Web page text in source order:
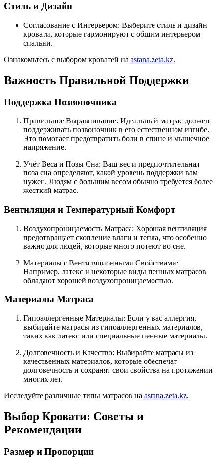
Стиль и Дизайн
Согласование с Интерьером: Выберите стиль и дизайн
кровати, которые гармонируют с общим интерьером
спальни.
Ознакомьтесь с выбором кроватей на astana.zeta.kz.
Важность Правильной Поддержки
Поддержка Позвоночника
Правильное Выравнивание: Идеальный матрас должен
поддерживать позвоночник в его естественном изгибе.
Это помогает предотвратить боли в спине и мышечное
напряжение.
Учёт Веса и Позы Сна: Ваш вес и предпочтительная
поза сна определяют, какой уровень поддержки вам
нужен. Людям с большим весом обычно требуется более
жесткий матрас.
Вентиляция и Температурный Комфорт
Воздухопроницаемость Матраса: Хорошая вентиляция
предотвращает скопление влаги и тепла, что особенно
важно для людей, которые много потеют во сне.
Материалы с Вентиляционными Свойствами:
Например, латекс и некоторые виды пенных матрасов
обладают хорошей воздухопроницаемостью.
Материалы Матраса
Гипоаллергенные Материалы: Если у вас аллергия,
выбирайте матрасы из гипоаллергенных материалов,
таких как латекс или специальные пенные материалы.
Долговечность и Качество: Выбирайте матрасы из
качественных материалов, которые обеспечат
долговечность и сохранят свои свойства на протяжении
многих лет.
Исследуйте различные типы матрасов на astana.zeta.kz.
Выбор Кровати: Советы и
Рекомендации
Размер и Пропорции